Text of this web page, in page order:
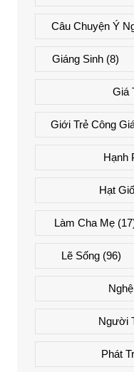
Câu Chuyện Ý
Giáng Sinh (8)
Giá
Giới Trẻ Công
Hạnh
Hạt
Làm Cha Mẹ
Lẽ Sống (96)
Người
Phát